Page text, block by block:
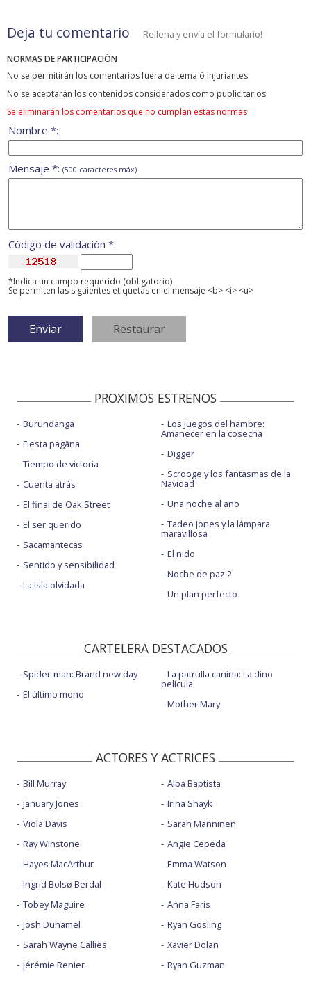
Deja tu comentario Rellena y envía el formulario!
NORMAS DE PARTICIPACIÓN
No se permitirán los comentarios fuera de tema ó injuriantes
No se aceptarán los contenidos considerados como publicitarios
Se eliminarán los comentarios que no cumplan estas normas
Nombre *:
Mensaje *: (500 caracteres máx)
Código de validación *:
*Indica un campo requerido (obligatorio)
Se permiten las siguientes etiquetas en el mensaje <b> <i> <u>
PROXIMOS ESTRENOS
Burundanga
Fiesta pagäna
Tiempo de victoria
Cuenta atrás
El final de Oak Street
El ser querido
Sacamantecas
Sentido y sensibilidad
La isla olvidada
Los juegos del hambre:
Amanecer en la cosecha
Digger
Scrooge y los fantasmas de la
Navidad
Una noche al año
Tadeo Jones y la lámpara
maravillosa
El nido
Noche de paz 2
Un plan perfecto
CARTELERA DESTACADOS
Spider-man: Brand new day
El último mono
La patrulla canina: La dino
película
Mother Mary
ACTORES Y ACTRICES
Bill Murray
January Jones
Viola Davis
Ray Winstone
Hayes MacArthur
Ingrid Bolsø Berdal
Tobey Maguire
Josh Duhamel
Sarah Wayne Callies
Jérémie Renier
Alba Baptista
Irina Shayk
Sarah Manninen
Angie Cepeda
Emma Watson
Kate Hudson
Anna Faris
Ryan Gosling
Xavier Dolan
Ryan Guzman